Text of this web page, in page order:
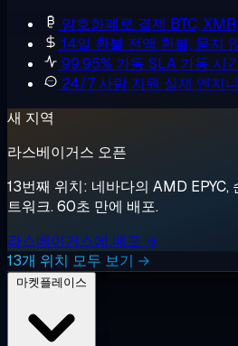
암호화폐로 결제 BTC,
14일 환불 전액 환불, 묻지
99.95% 가동 SLA 가동 시
24/7 사람 지원 실제 엔지
새 지역
라스베이거스 오픈
13번째 위치: 네바다의 AMD
트워크. 60초 만에 배포.
라스베이거스에 배포 →
13개 위치 모두 보기 →